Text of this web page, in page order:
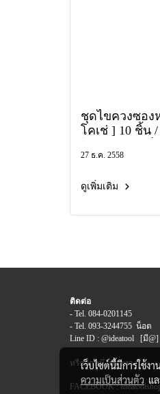
ชุดไขควงซอง
โคเช่ ] 10 ชิ้น
ดี ## 970 บาท
เยอรมัน ## สิน
27 ธ.ค. 2558
ดูเพิ่มเติม
ติดต่อ
- Tel. 084-0201145
- Tel. 093-3244755 น็อต
Line ID : @ideatool [มี@]
หรืออีกหนึ่งช่องทาง
FACEBOOK :
เว็บไซต์นี้มีการใช้ง
ความเป็นส่วนตัว แ